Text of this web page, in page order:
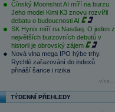
Čínský Moonshot AI míří na burzu.
Jeho model Kimi K3 znovu rozvířil
debatu o budoucnosti AI
SK Hynix míří na Nasdaq. O jeden z
největších burzovních debutů v
historii je obrovský zájem
Nová vlna mega IPO hýbe trhy.
Rychlé zařazování do indexů
přináší šance i rizika
více...
TÝDENNÍ PŘEHLEDY